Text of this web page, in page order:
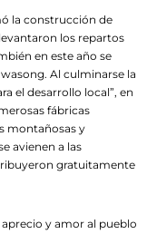
la construcción de
los repartos
en este año se
Al culminarse la
el desarrollo local”, en
fábricas
montañosas y
avienen a las
gratuitamente
y amor al pueblo